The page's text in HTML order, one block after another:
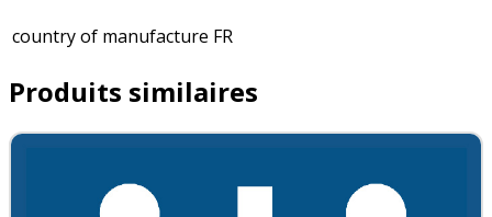
country of manufacture FR
Produits similaires